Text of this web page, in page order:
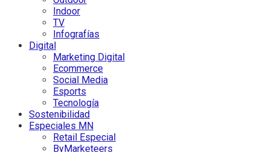
Indoor
TV
Infografías
Digital
Marketing Digital
Ecommerce
Social Media
Esports
Tecnología
Sostenibilidad
Especiales MN
Retail Especial
ByMarketeers